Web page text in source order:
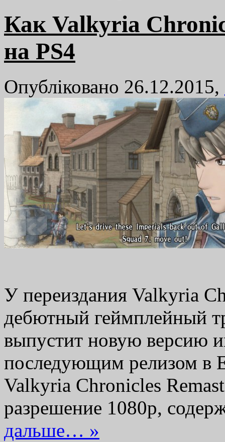
Как Valkyria
на PS4
Опубліковано 26.12.2015,
У переиздания Valkyria
дебютный геймплейный
выпустит новую версию
последующим релизом
Valkyria Chronicles
разрешение 1080p,
дальше… »